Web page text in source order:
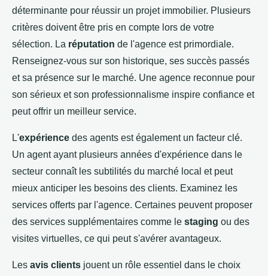
déterminante pour réussir un projet immobilier. Plusieurs
critères doivent être pris en compte lors de votre
sélection. La réputation de l'agence est primordiale.
Renseignez-vous sur son historique, ses succès passés
et sa présence sur le marché. Une agence reconnue pour
son sérieux et son professionnalisme inspire confiance et
peut offrir un meilleur service.
L'expérience des agents est également un facteur clé.
Un agent ayant plusieurs années d'expérience dans le
secteur connaît les subtilités du marché local et peut
mieux anticiper les besoins des clients. Examinez les
services offerts par l'agence. Certaines peuvent proposer
des services supplémentaires comme le staging ou des
visites virtuelles, ce qui peut s'avérer avantageux.
Les avis clients jouent un rôle essentiel dans le choix